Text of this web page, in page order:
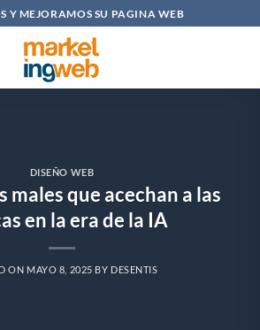
Y MEJORAMOS SU PAGINA WEB
DISEÑO WEB
males que acechan a las
en la era de la IA
ON MAYO 8, 2025 BY DESENTIS